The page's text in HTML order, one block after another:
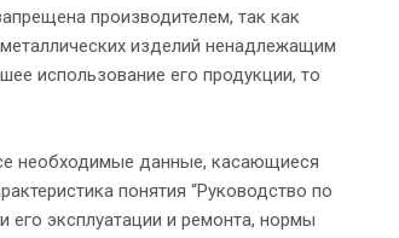
производителем, так как
изделий ненадлежащим
использование его продукции, то
необходимые данные, касающиеся
понятия “Руководство по
его эксплуатации и ремонта, нормы